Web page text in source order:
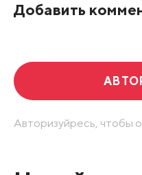
Добавить
Авторизуйресь, чтобы